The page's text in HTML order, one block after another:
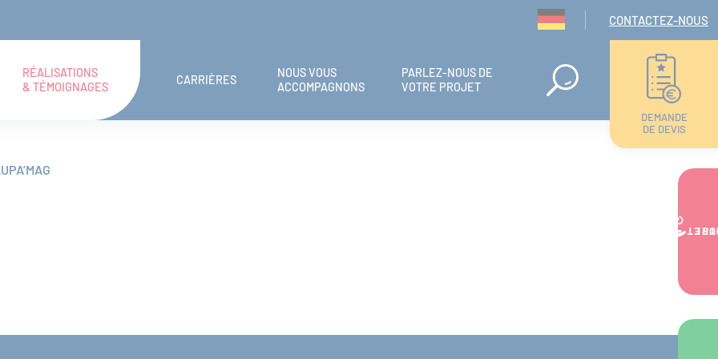
Navigation
CONTACTEZ-NOUS
RÉALISATIONS
& TÉMOIGNAGES
CARRIÈRES
NOUS VOUS
ACCOMPAGNONS
PARLEZ-NOUS DE
VOTRE PROJET
DEMANDE
DE DEVIS
VOTRE